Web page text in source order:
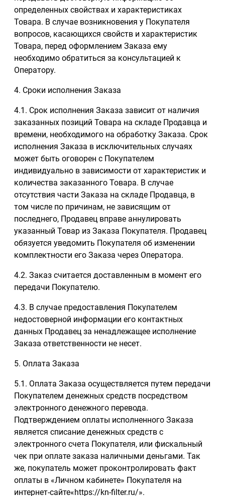
определенных свойствах и характеристиках
Товара. В случае возникновения у Покупателя
вопросов, касающихся свойств и характеристик
Товара, перед оформлением Заказа ему
необходимо обратиться за консультацией к
Оператору.
4. Сроки исполнения Заказа
4.1. Срок исполнения Заказа зависит от наличия
заказанных позиций Товара на складе Продавца и
времени, необходимого на обработку Заказа. Срок
исполнения Заказа в исключительных случаях
может быть оговорен с Покупателем
индивидуально в зависимости от характеристик и
количества заказанного Товара. В случае
отсутствия части Заказа на складе Продавца, в
том числе по причинам, не зависящим от
последнего, Продавец вправе аннулировать
указанный Товар из Заказа Покупателя. Продавец
обязуется уведомить Покупателя об изменении
комплектности его Заказа через Оператора.
4.2. Заказ считается доставленным в момент его
передачи Покупателю.
4.3. В случае предоставления Покупателем
недостоверной информации его контактных
данных Продавец за ненадлежащее исполнение
Заказа ответственности не несет.
5. Оплата Заказа
5.1. Оплата Заказа осуществляется путем передачи
Покупателем денежных средств посредством
электронного денежного перевода.
Подтверждением оплаты исполненного Заказа
является списание денежных средств с
электронного счета Покупателя, или фискальный
чек при оплате заказа наличными деньгами. Так
же, покупатель может проконтролировать факт
оплаты в «Личном кабинете» Покупателя на
интернет-сайте«https://kn-filter.ru/».